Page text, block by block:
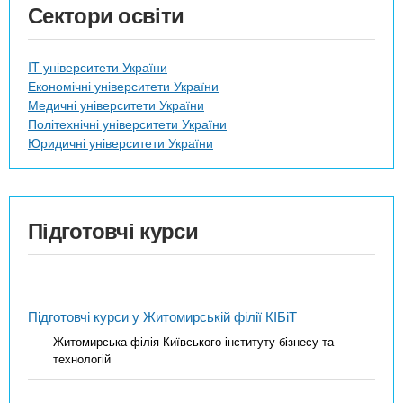
Сектори освіти
IT університети України
Економічні університети України
Медичні університети України
Політехнічні університети України
Юридичні університети України
Підготовчі курси
Підготовчі курси у Житомирській філії КІБіТ
Житомирська філія Київського інституту бізнесу та
технологій